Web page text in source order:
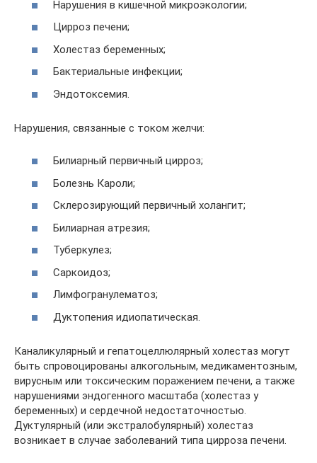
Нарушения в кишечной микроэкологии;
Цирроз печени;
Холестаз беременных;
Бактериальные инфекции;
Эндотоксемия.
Нарушения, связанные с током желчи:
Билиарный первичный цирроз;
Болезнь Кароли;
Склерозирующий первичный холангит;
Билиарная атрезия;
Туберкулез;
Саркоидоз;
Лимфогранулематоз;
Дуктопения идиопатическая.
Каналикулярный и гепатоцеллюлярный холестаз могут
быть спровоцированы алкогольным, медикаментозным,
вирусным или токсическим поражением печени, а также
нарушениями эндогенного масштаба (холестаз у
беременных) и сердечной недостаточностью.
Дуктулярный (или экстралобулярный) холестаз
возникает в случае заболеваний типа цирроза печени.